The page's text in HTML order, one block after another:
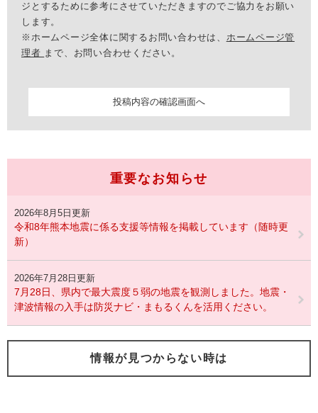
ジとするために参考にさせていただきますのでご協力をお願い
します。
※ホームページ全体に関するお問い合わせは、 ホームページ管
理者 まで、お問い合わせください。
重要なお知らせ
2026年8月5日更新
令和8年熊本地震に係る支援等情報を掲載しています（随時更
新）
2026年7月28日更新
7月28日、県内で最大震度５弱の地震を観測しました。地震・
津波情報の入手は防災ナビ・まもるくんを活用ください。
情報が見つからない時は